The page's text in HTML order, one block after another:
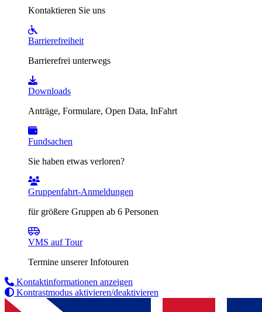
Kontaktieren Sie uns
Barrierefreiheit
Barrierefrei unterwegs
Downloads
Anträge, Formulare, Open Data, InFahrt
Fundsachen
Sie haben etwas verloren?
Gruppenfahrt-Anmeldungen
für größere Gruppen ab 6 Personen
VMS auf Tour
Termine unserer Infotouren
Kontaktinformationen anzeigen
Kontrastmodus aktivieren/deaktivieren